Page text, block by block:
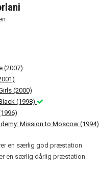
(2007)
(2000)
(1998)
Mission to Moscow (1994)
en særlig god præstation
en særlig dårlig præstation